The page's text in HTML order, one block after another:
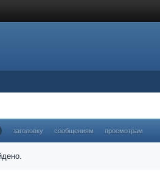
заголовку сообщениям просмотрам